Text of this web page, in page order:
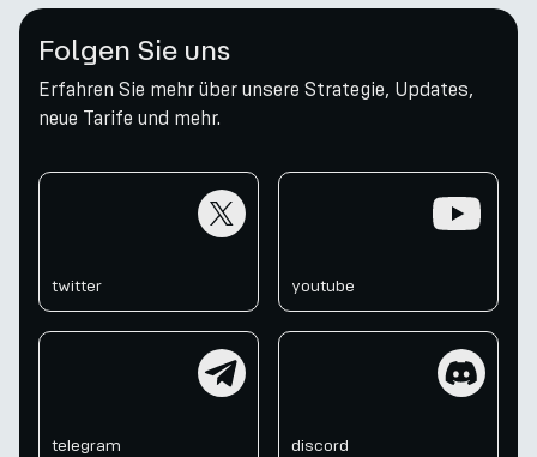
Folgen Sie uns
Erfahren Sie mehr über unsere Strategie, Updates,
neue Tarife und mehr.
twitter youtube
telegram discord